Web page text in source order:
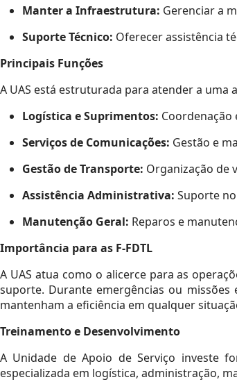
Manter a Infraestrutura: Gerenciar a
Suporte Técnico: Oferecer assistência
Principais Funções
A UAS está estruturada para atender a uma
Logística e Suprimentos: Coordenação
Serviços de Comunicações: Gestão e
Gestão de Transporte: Organização de
Assistência Administrativa: Suporte
Manutenção Geral: Reparos e
Importância para as F-FDTL
A UAS atua como o alicerce para as
suporte. Durante emergências ou
mantenham a eficiência em qualquer
Treinamento e Desenvolvimento
A Unidade de Apoio de Serviço investe
especializada em logística, administração,